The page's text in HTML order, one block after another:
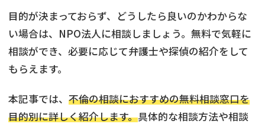
目的が決まっておらず、どうしたら良いのかわからな
い場合は、NPO法人に相談しましょう。無料で気軽に
相談ができ、必要に応じて弁護士や探偵の紹介をして
もらえます。
本記事では、 不倫の相談におすすめの無料相談窓口を
目的別に詳しく紹介します。具体的な相談方法や相談